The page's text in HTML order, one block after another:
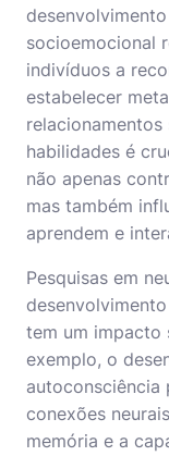
socioemocional
indivíduos a
estabelecer
habilidades é
não apenas
mas também
aprendem e
Pesquisas em
tem um impacto
exemplo, o
autoconsciência
conexões
memória e a